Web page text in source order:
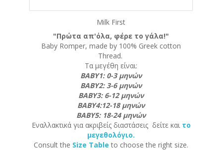
Milk First
"Πρώτα απ'όλα, φέρε το γάλα!"
Baby Romper, made by 100% Greek cotton
Thread.
Τα μεγέθη είναι:
ΒΑΒΥ1: 0-3 μηνών
ΒΑΒΥ2: 3-6 μηνών
ΒΑΒΥ3: 6-12 μηνών
ΒΑΒΥ4:12-18 μηνών
ΒΑΒΥ5: 18-24 μηνών
Εναλλακτικά για ακριβείς διαστάσεις δείτε και το
μεγεθολόγιο.
Consult the Size Table to choose the right size.